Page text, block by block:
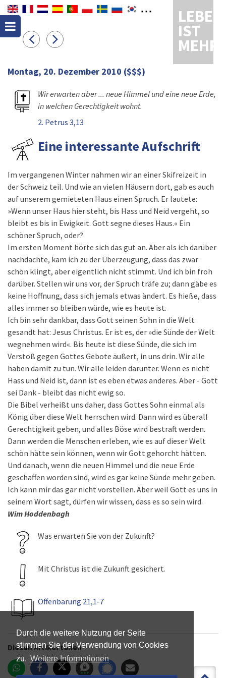
Durch die weitere Nutzung der Seite
stimmen Sie der Verwendung von Cookies
zu. Weitere Informationen
LEBEN
IST
MEHR
Montag, 20. Dezember 2010 ($$$)
Wir erwarten aber ... neue Himmel und eine neue Erde,
in welchen Gerechtigkeit wohnt.
2. Petrus 3,13
Eine interessante Aufschrift
Im vergangenen Winter nahmen wir an einer Skifreizeit in
der Schweiz teil. Und wie an vielen Häusern dort, gab es auch
auf unserem gemieteten Haus einen Spruch. Er lautete:
»Wenn unser Haus hier steht, bis Hass und Neid vergeht, so
bleibt es bis in Ewigkeit. Gott segne dieses Haus.« Ein
schöner Spruch, oder?
Im ersten Moment hörte sich das gut an. Aber als ich darüber
nachdachte, kam ich zu der Überzeugung, dass das zwar
schön klingt, aber eigentlich nicht stimmt. Und ich bin froh
darüber. Stellen wir uns vor, der Spruch träfe zu; dann gäbe es
keine Hoffnung, dass sich jemals etwas ändert. Es hieße, dass
alles immer so bleiben würde, wie es heute ist.
Ich bin sehr dankbar, dass Gott seinen Sohn in die Welt
gesandt hat: Jesus Christus. Er ist es, der »die Sünde der Welt
wegnehmen wird«. Bis heute ist diese Sünde, die sich im
Verstoß gegen Gottes Gebote äußert, in uns drin. Wir alle
haben damit zu tun. Wir alle leiden darunter. Wenn es nicht
Hass und Neid ist, dann ist es eben etwas anderes. Aber - Gott
sei Dank - bleibt das nicht ewig so.
Die Bibel verheißt uns daher, dass Gottes Sohn einmal als
König über diese Welt herrschen wird. Dann wird es überall
Gerechtigkeit geben, und alles Böse wird bestraft werden.
Dann werden die Menschen erleben, wie es auf dieser Welt
schön hätte sein können, wenn wir Gott gehorcht hätten.
Und danach, wenn die neuen Himmel und die neue Erde
geschaffen worden sind, wird es gar keine Sünde mehr geben.
Ich kann mir das gar nicht vorstellen. Aber weil Gott es uns in
seinem Wort sagt, dürfen wir wissen, dass es so sein wird.
Wim Hoddenbagh
Was erwarten Sie von der Zukunft?
Mit Christus ist die Zukunft gesichert.
Offenbarung 21,1-7
Diesen Artikel teilen